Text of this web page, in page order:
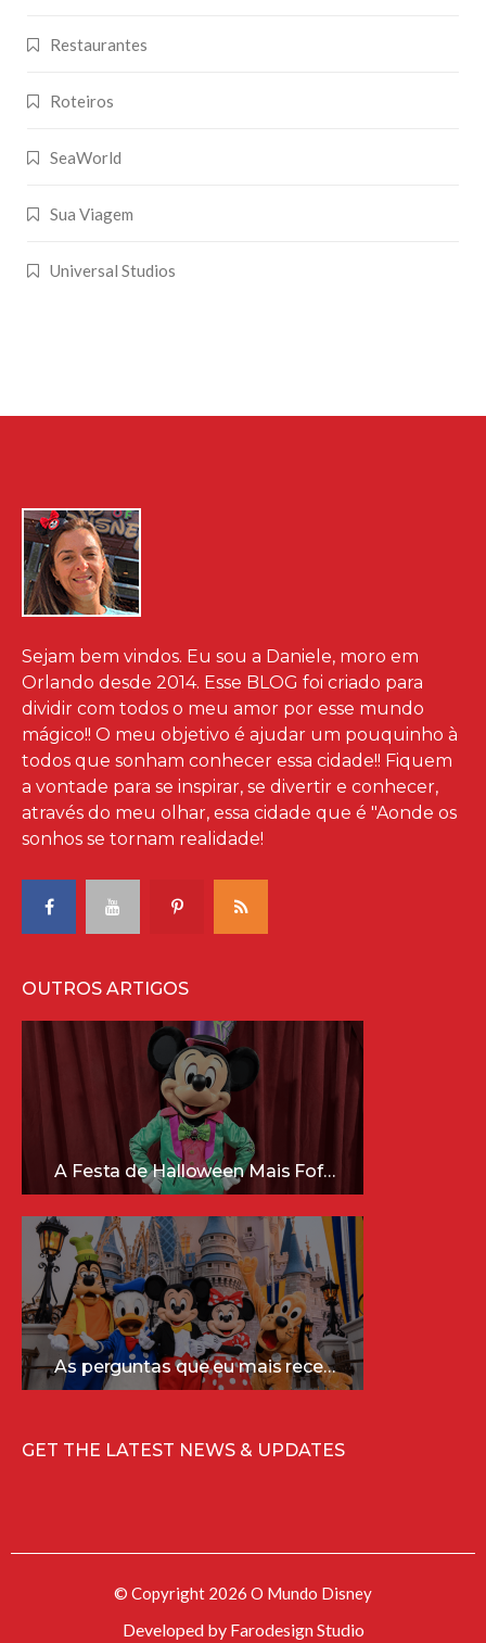
Restaurantes
Roteiros
SeaWorld
Sua Viagem
Universal Studios
Sejam bem vindos. Eu sou a Daniele, moro em
Orlando desde 2014. Esse BLOG foi criado para
dividir com todos o meu amor por esse mundo
mágico!! O meu objetivo é ajudar um pouquinho à
todos que sonham conhecer essa cidade!! Fiquem
a vontade para se inspirar, se divertir e conhecer,
através do meu olhar, essa cidade que é "Aonde os
sonhos se tornam realidade!
OUTROS ARTIGOS
A Festa de Halloween Mais Fofa da Disney Está Chegando!
As perguntas que eu mais recebo sobre a Disney (e as respostas mais sinceras!)
GET THE LATEST NEWS & UPDATES
© Copyright 2026 O Mundo Disney
Developed by Farodesign Studio